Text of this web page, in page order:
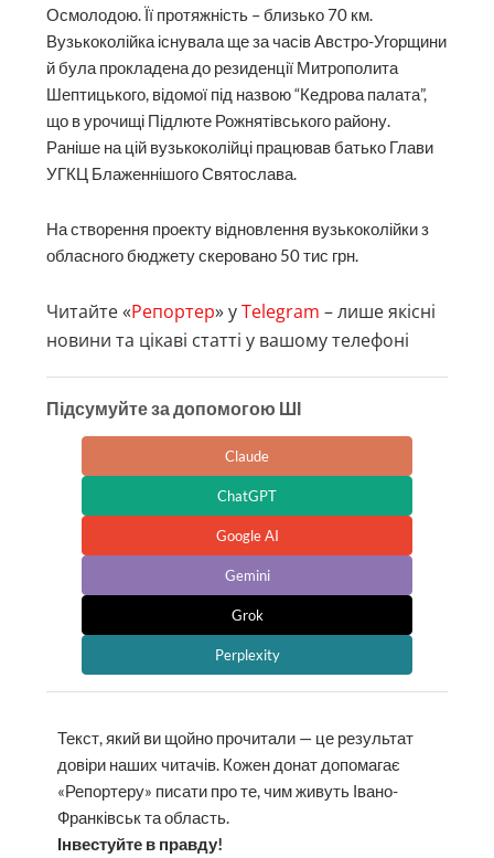
Осмолодою. Її протяжність – близько 70 км.
Вузькоколійка існувала ще за часів Австро-Угорщини
й була прокладена до резиденції Митрополита
Шептицького, відомої під назвою “Кедрова палата”,
що в урочищі Підлюте Рожнятівського району.
Раніше на цій вузькоколійці працював батько Глави
УГКЦ Блаженнішого Святослава.
На створення проекту відновлення вузькоколійки з
обласного бюджету скеровано 50 тис грн.
Читайте «Репортер» уTelegram – лише якісні
новини та цікаві статті у вашому телефоні
Підсумуйте за допомогою ШІ
Claude
ChatGPT
Google AI
Gemini
Grok
Perplexity
Текст, який ви щойно прочитали — це результат
довіри наших читачів. Кожен донат допомагає
«Репортеру» писати про те, чим живуть Івано-
Франківськ та область.
Інвестуйте в правду!